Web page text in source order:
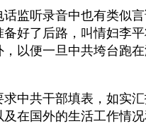
话监听录音中也有类似
备好了后路，叫情妇李
，以便一旦中共垮台跑
求中共干部填表，如实
在国外的生活工作情况